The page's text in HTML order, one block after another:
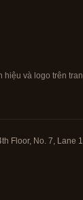
và logo trên
Floor, No. 7,